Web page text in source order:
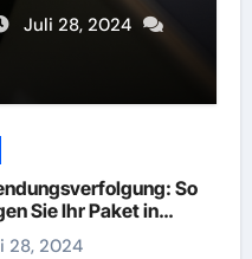
Juli 28, 2024
So
Sie Ihr Paket in
28, 2024